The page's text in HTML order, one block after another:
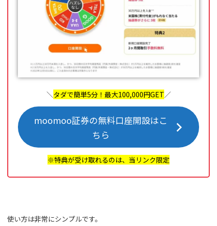
＼タダで簡単5分！最大100,000円GET／
moomoo証券の無料口座開設はこ
ちら
※特典が受け取れるのは、当リンク限定
使い方は非常にシンプルです。